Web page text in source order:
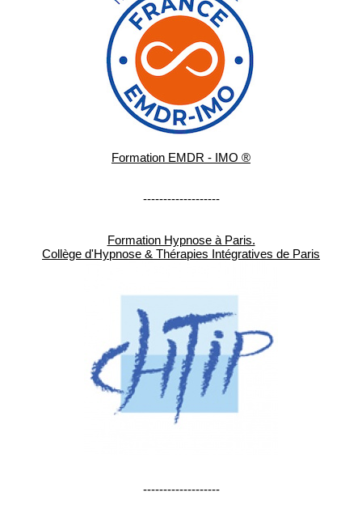
Formation EMDR - IMO ®
-------------------
Formation Hypnose à Paris.
Collège d'Hypnose & Thérapies Intégratives de Paris
-------------------